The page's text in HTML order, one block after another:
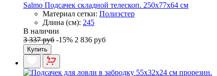
Salmo Подсачек складной телескоп. 250x77x64 см
Материал сетки: Полиэстер
Длина (см): 245
В наличии
3 337 руб -15% 2 836 руб
Купить